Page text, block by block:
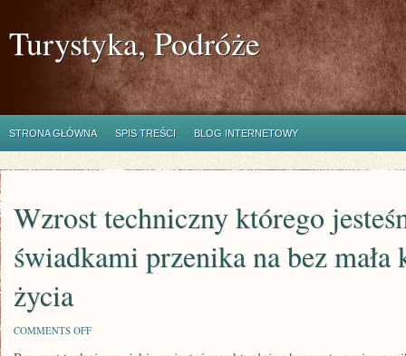
Turystyka, Podróże
STRONA GŁÓWNA SPIS TREŚCI BLOG INTERNETOWY
Wzrost techniczny którego
świadkami przenika na bez mała
życia
COMMENTS OFFON